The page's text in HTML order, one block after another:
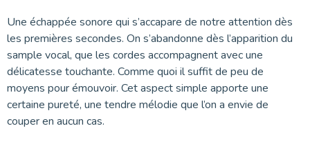
Une échappée sonore qui s’accapare de notre attention dès
les premières secondes. On s’abandonne dès l’apparition du
sample vocal, que les cordes accompagnent avec une
délicatesse touchante. Comme quoi il suffit de peu de
moyens pour émouvoir. Cet aspect simple apporte une
certaine pureté, une tendre mélodie que l’on a envie de
couper en aucun cas.